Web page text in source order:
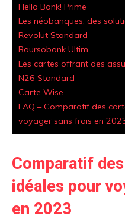
Hello Bank! Prime
Les néobanques, des
Revolut Standard
Boursobank Ultim
Les cartes offrant des
N26 Standard
Carte Wise
FAQ – Comparatif des
voyager sans frais en
Comparatif
idéales pour
en 2023